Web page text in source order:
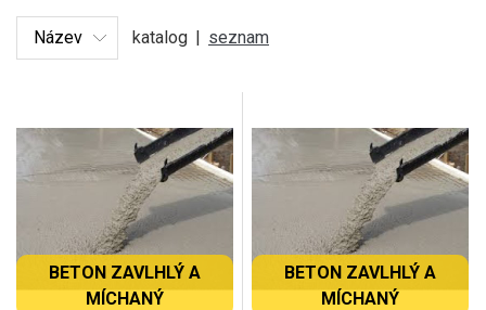
katalog | seznam
BETON ZAVLHLÝ A
MÍCHANÝ
BETON ZAVLHLÝ A
MÍCHANÝ